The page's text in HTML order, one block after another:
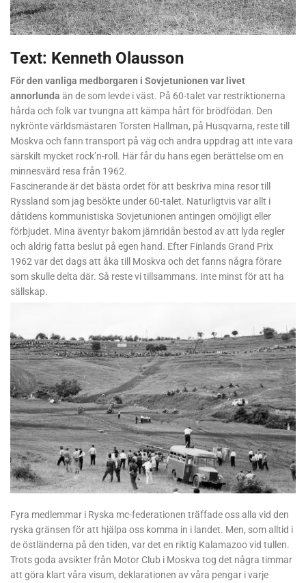
Text: Kenneth Olausson
För den vanliga medborgaren i Sovjetunionen var livet
annorlunda än de som levde i väst. På 60-talet var restriktionerna
hårda och folk var tvungna att kämpa hårt för brödfödan. Den
nykrönte världsmästaren Torsten Hallman, på Husqvarna, reste till
Moskva och fann transport på väg och andra uppdrag att inte vara
särskilt mycket rock’n-roll. Här får du hans egen berättelse om en
minnesvärd resa från 1962.
Fascinerande är det bästa ordet för att beskriva mina resor till
Ryssland som jag besökte under 60-talet. Naturligtvis var allt i
dåtidens kommunistiska Sovjetunionen antingen omöjligt eller
förbjudet. Mina äventyr bakom järnridån bestod av att lyda regler
och aldrig fatta beslut på egen hand. Efter Finlands Grand Prix
1962 var det dags att åka till Moskva och det fanns några förare
som skulle delta där. Så reste vi tillsammans. Inte minst för att ha
sällskap.
Fyra medlemmar i Ryska mc-federationen träffade oss alla vid den
ryska gränsen för att hjälpa oss komma in i landet. Men, som alltid i
de östländerna på den tiden, var det en riktig Kalamazoo vid tullen.
Trots goda avsikter från Motor Club i Moskva tog det några timmar
att göra klart våra visum, deklarationen av våra pengar i varje